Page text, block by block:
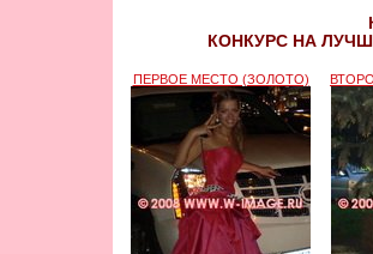
КОНКУРС НА
ПЕРВОЕ МЕСТО (ЗОЛОТО)